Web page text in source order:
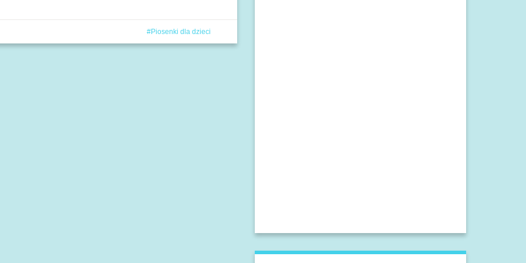
Piosenki dla dzieci